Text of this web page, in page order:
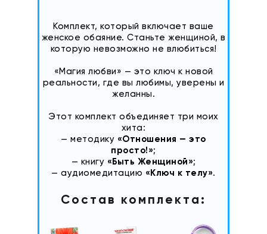
Состав комплекта:
Комплект, который включает ваше
женское обаяние. Станьте женщиной, в
которую невозможно не влюбиться!
«Магия любви» — это ключ к новой
реальности, где вы любимы, уверены и
желанны.
Этот комплект объединяет три моих
хита:
— методику «Отношения — это
просто!»;
— книгу «Быть Женщиной»;
— аудиомедитацию «Ключ к телу».